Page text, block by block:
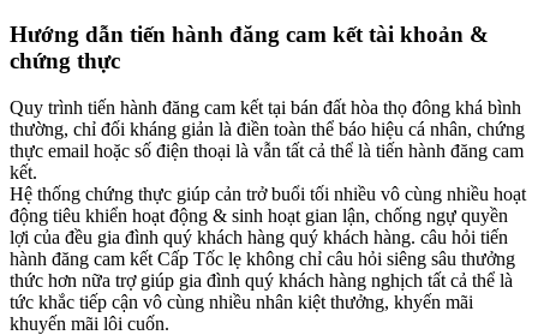
Hướng dẫn tiến hành đăng cam kết tài khoản &
chứng thực
Quy trình tiến hành đăng cam kết tại bán đất hòa thọ đông khá bình
thường, chỉ đối kháng giản là điền toàn thể báo hiệu cá nhân, chứng
thực email hoặc số điện thoại là vẫn tất cả thể là tiến hành đăng cam
kết.
Hệ thống chứng thực giúp cản trở buổi tối nhiều vô cùng nhiều hoạt
động tiêu khiển hoạt động & sinh hoạt gian lận, chống ngự quyền
lợi của đều gia đình quý khách hàng quý khách hàng. câu hỏi tiến
hành đăng cam kết Cấp Tốc lẹ không chỉ câu hỏi siêng sâu thưởng
thức hơn nữa trợ giúp gia đình quý khách hàng nghịch tất cả thể là
tức khắc tiếp cận vô cùng nhiều nhân kiệt thưởng, khyến mãi
khuyến mãi lôi cuốn.